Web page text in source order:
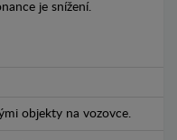
je snížení.
objekty na vozovce.